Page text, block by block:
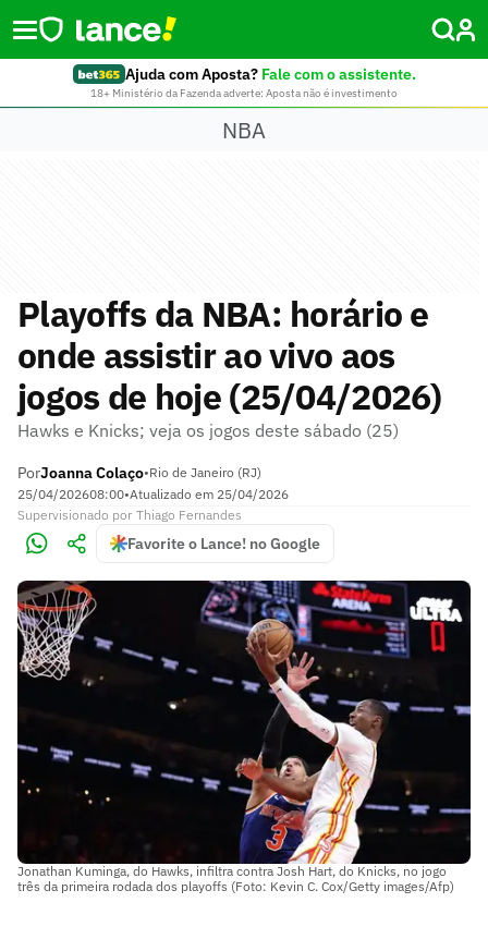
Ajuda com Aposta? Fale com o assistente.
18+ Ministério da Fazenda adverte: Aposta não é investimento
NBA
Playoffs da NBA: horário e
onde assistir ao vivo aos
jogos de hoje (25/04/2026)
Hawks e Knicks; veja os jogos deste sábado (25)
PorJoanna Colaço•Rio de Janeiro (RJ)
25/04/202608:00•Atualizado em 25/04/2026
Supervisionado por Thiago Fernandes
Favorite o Lance! no Google
Jonathan Kuminga, do Hawks, infiltra contra Josh Hart, do Knicks, no jogo
três da primeira rodada dos playoffs (Foto: Kevin C. Cox/Getty images/Afp)